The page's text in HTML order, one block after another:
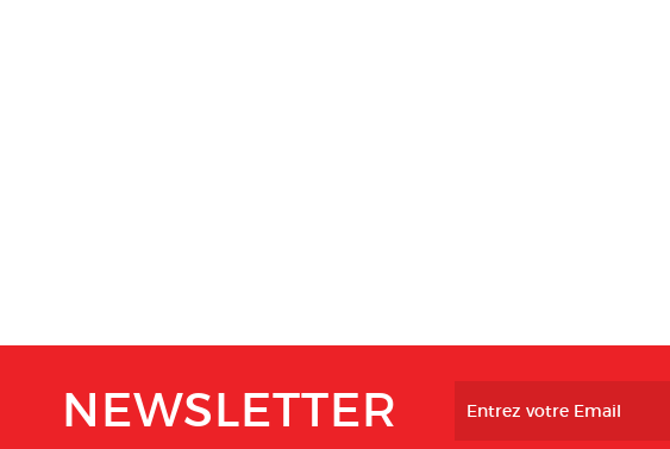
NEWSLETTER